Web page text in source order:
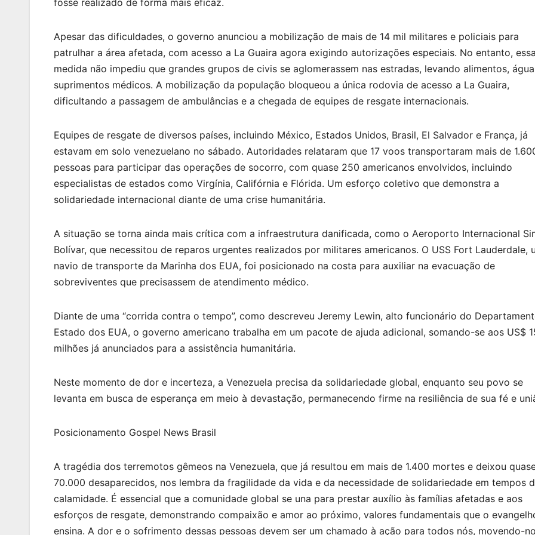
fosse realizado de forma mais eficaz.
Apesar das dificuldades, o governo anunciou a mobilização de mais de 14 mil militares e policiais para
patrulhar a área afetada, com acesso a La Guaira agora exigindo autorizações especiais. No entanto, essa
medida não impediu que grandes grupos de civis se aglomerassem nas estradas, levando alimentos,
suprimentos médicos. A mobilização da população bloqueou a única rodovia de acesso a La Guaira,
dificultando a passagem de ambulâncias e a chegada de equipes de resgate internacionais.
Equipes de resgate de diversos países, incluindo México, Estados Unidos, Brasil, El Salvador e França, já
estavam em solo venezuelano no sábado. Autoridades relataram que 17 voos transportaram mais de
pessoas para participar das operações de socorro, com quase 250 americanos envolvidos, incluindo
especialistas de estados como Virgínia, Califórnia e Flórida. Um esforço coletivo que demonstra a
solidariedade internacional diante de uma crise humanitária.
A situação se torna ainda mais crítica com a infraestrutura danificada, como o Aeroporto Internacional
Bolívar, que necessitou de reparos urgentes realizados por militares americanos. O USS Fort Lauderdale,
navio de transporte da Marinha dos EUA, foi posicionado na costa para auxiliar na evacuação de
sobreviventes que precisassem de atendimento médico.
Diante de uma “corrida contra o tempo”, como descreveu Jeremy Lewin, alto funcionário do
Estado dos EUA, o governo americano trabalha em um pacote de ajuda adicional, somando-se aos US$
milhões já anunciados para a assistência humanitária.
Neste momento de dor e incerteza, a Venezuela precisa da solidariedade global, enquanto seu povo se
levanta em busca de esperança em meio à devastação, permanecendo firme na resiliência de sua fé e
Posicionamento Gospel News Brasil
A tragédia dos terremotos gêmeos na Venezuela, que já resultou em mais de 1.400 mortes e deixou
70.000 desaparecidos, nos lembra da fragilidade da vida e da necessidade de solidariedade em tempos
calamidade. É essencial que a comunidade global se una para prestar auxílio às famílias afetadas e aos
esforços de resgate, demonstrando compaixão e amor ao próximo, valores fundamentais que o
ensina. A dor e o sofrimento dessas pessoas devem ser um chamado à ação para todos nós, movendo-